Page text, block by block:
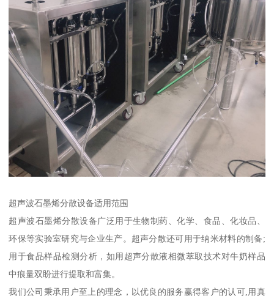
超声波石墨烯分散设备适用范围
超声波石墨烯分散设备广泛用于生物制药、化学、食品、化妆品、
环保等实验室研究与企业生产。超声分散还可用于纳米材料的制备;
用于食品样品检测分析，如用超声分散液相微萃取技术对牛奶样品
中痕量双盼进行提取和富集。
我们公司秉承用户至上的理念，以优良的服务赢得客户的认可,用真